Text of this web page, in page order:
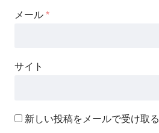
メール *
サイト
新しい投稿をメールで受け取る